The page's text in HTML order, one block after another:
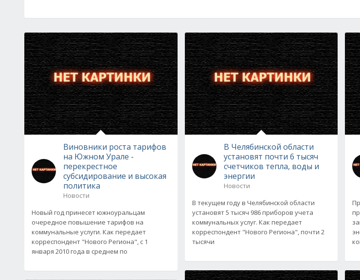
Виновники роста тарифов
на Южном Урале -
перекрестное
субсидирование и высокая
политика
Новости
Новый год принесет южноуральцам
очередное повышение тарифов на
коммунальные услуги. Как передает
корреспондент "Нового Региона", с 1
января 2010 года в среднем по
В Челябинской области
установят почти 6 тысяч
счетчиков тепла, воды и
энергии
Новости
В текущем году в Челябинской области
установят 5 тысяч 986 приборов учета
коммунальных услуг. Как передает
корреспондент "Нового Региона", почти 2
тысячи